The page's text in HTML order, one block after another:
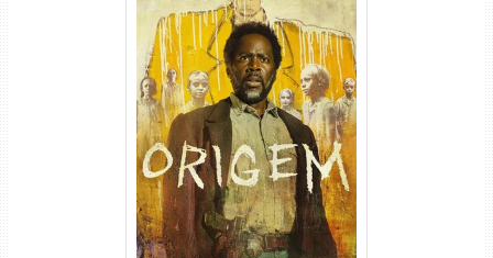
Origem 4ª Temporada Torrent
(2026) WEB-DL 1080p/4K
Dual Áudio